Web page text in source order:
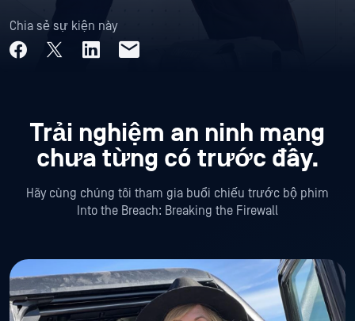
Chia sẻ sự kiện này
Trải nghiệm an ninh mạng
chưa từng có trước đây.
Hãy cùng chúng tôi tham gia buổi chiếu trước bộ phim
Into the Breach: Breaking the Firewall